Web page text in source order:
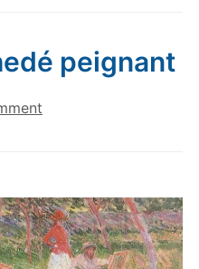
peignant